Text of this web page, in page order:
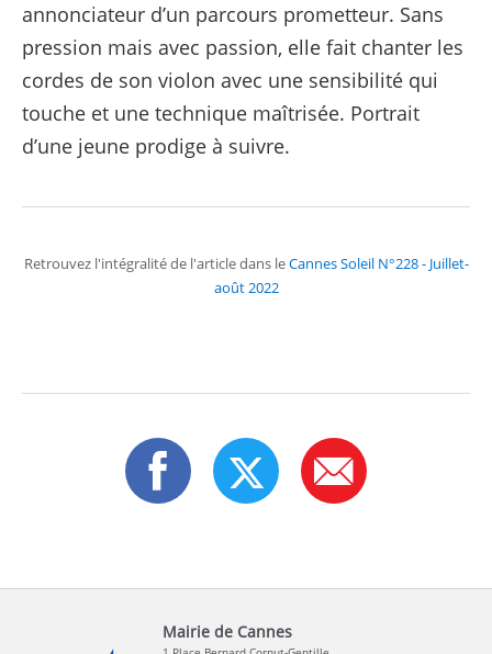
annonciateur d’un parcours prometteur. Sans
pression mais avec passion, elle fait chanter les
cordes de son violon avec une sensibilité qui
touche et une technique maîtrisée. Portrait
d’une jeune prodige à suivre.
Retrouvez l'intégralité de l'article dans leCannes Soleil N°228 - Juillet-
août 2022
Mairie de Cannes